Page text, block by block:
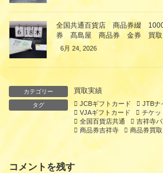
全国共通百貨店 商品券綴
券 髙島屋 商品券 金券 買取
6月 24, 2026
カテゴリー 買取実績
タグ JCBギフトカード
JTBナ
VJAギフトカード
チケッ
全国百貨店共通
吉祥寺パ
商品券吉祥寺
商品券買取
コメントを残す